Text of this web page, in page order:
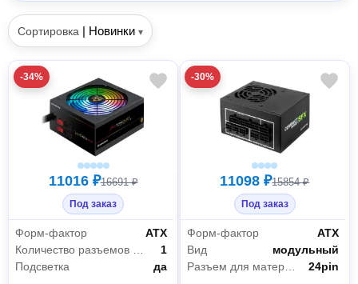
Сортировка | Новинки ▾
-34%
11016 ₽16691 ₽
Под заказ
Форм-фактор
АТХ
1
Подсветка
да
-30%
11098 ₽15854 ₽
Под заказ
Форм-фактор
АТХ
Вид
модульный
Разъем для материнской платы
24pin